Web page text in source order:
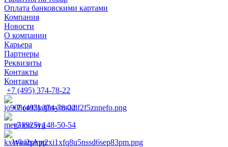
Оплата банковскими картами
Компания
Новости
О компании
Карьера
Партнеры
Реквизиты
Контакты
Контакты
+7 (495) 374-78-22
+7 (495) 374-78-22
+7 (925) 148-50-54
WhatsApp